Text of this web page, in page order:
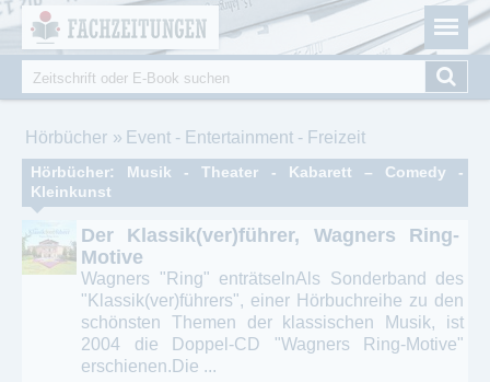
Fachzeitungen.de - Das unabhängige Portal für
Fachmagazine Fachpublikationen & eBooks
Suchformular
Suche
Hörbücher
Event - Entertainment - Freizeit
Hörbücher: Musik - Theater - Kabarett – Comedy -
Kleinkunst
Der Klassik(ver)führer, Wagners Ring-
Motive
Wagners "Ring" enträtselnAls Sonderband des
"Klassik(ver)führers", einer Hörbuchreihe zu den
schönsten Themen der klassischen Musik, ist
2004 die Doppel-CD "Wagners Ring-Motive"
erschienen.Die ...
Cookie-Einstellungen